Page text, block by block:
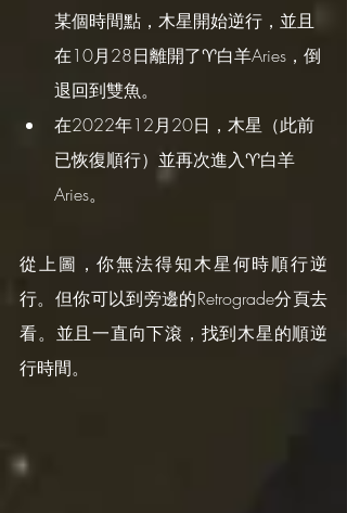
某個時間點，木星開始逆行，並且
在10月28日離開了♈️白羊Aries，倒
退回到雙魚。
在2022年12月20日，木星（此前
已恢復順行）並再次進入♈️白羊
Aries。
從上圖，你無法得知木星何時順行逆
行。但你可以到旁邊的Retrograde分頁去
看。並且一直向下滾，找到木星的順逆
行時間。